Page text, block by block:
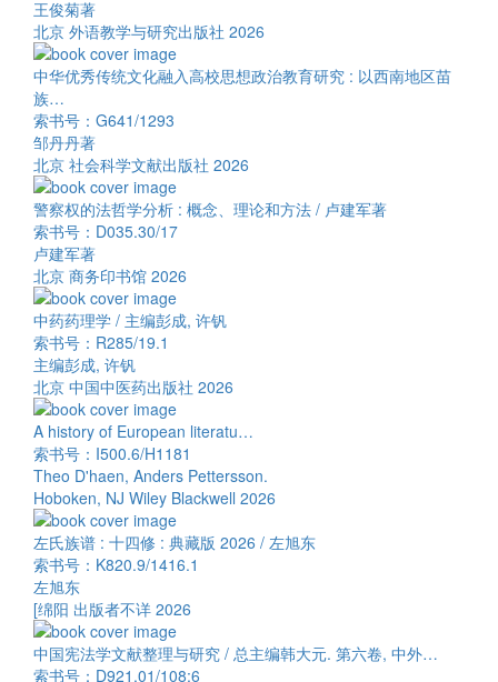
王俊菊著
北京 外语教学与研究出版社 2026
中华优秀传统文化融入高校思想政治教育研究 : 以西南地区苗
族…
索书号：G641/1293
邹丹丹著
北京 社会科学文献出版社 2026
警察权的法哲学分析 : 概念、理论和方法 / 卢建军著
索书号：D035.30/17
卢建军著
北京 商务印书馆 2026
中药药理学 / 主编彭成, 许钒
索书号：R285/19.1
主编彭成, 许钒
北京 中国中医药出版社 2026
A history of European literatu…
索书号：I500.6/H1181
Theo D'haen, Anders Pettersson.
Hoboken, NJ Wiley Blackwell 2026
左氏族谱 : 十四修 : 典藏版 2026 / 左旭东
索书号：K820.9/1416.1
左旭东
[绵阳 出版者不详 2026
中国宪法学文献整理与研究 / 总主编韩大元. 第六卷, 中外…
索书号：D921.01/108:6